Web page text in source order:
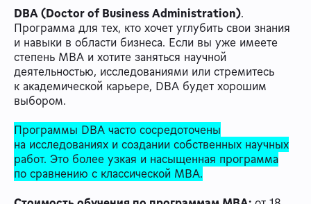
DBA (Doctor of Business Administration).
Программа для тех, кто хочет углубить свои знания
и навыки в области бизнеса. Если вы уже имеете
степень MBA и хотите заняться научной
деятельностью, исследованиями или стремитесь
к академической карьере, DBA будет хорошим
выбором.
Программы DBA часто сосредоточены
на исследованиях и создании собственных научных
работ. Это более узкая и насыщенная программа
по сравнению с классической MBA.